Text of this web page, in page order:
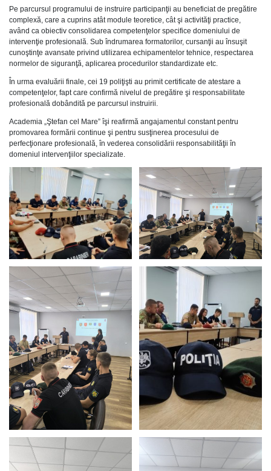
Pe parcursul programului de instruire participanţii au beneficiat de pregătire
complexă, care a cuprins atât module teoretice, cât şi activităţi practice,
având ca obiectiv consolidarea competenţelor specifice domeniului de
intervenţie profesională. Sub îndrumarea formatorilor, cursanţii au însuşit
cunoştinţe avansate privind utilizarea echipamentelor tehnice, respectarea
normelor de siguranţă, aplicarea procedurilor standardizate etc.
În urma evaluării finale, cei 19 poliţişti au primit certificate de atestare a
competenţelor, fapt care confirmă nivelul de pregătire şi responsabilitate
profesională dobândită pe parcursul instruirii.
Academia „Ştefan cel Mare” îşi reafirmă angajamentul constant pentru
promovarea formării continue şi pentru susţinerea procesului de
perfecţionare profesională, în vederea consolidării responsabilităţii în
domeniul intervenţiilor specializate.